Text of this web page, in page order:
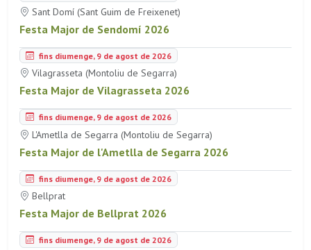
Sant Domí (Sant Guim de Freixenet)
Festa Major de Sendomí 2026
fins diumenge, 9 de agost de 2026
Vilagrasseta (Montoliu de Segarra)
Festa Major de Vilagrasseta 2026
fins diumenge, 9 de agost de 2026
L'Ametlla de Segarra (Montoliu de Segarra)
Festa Major de l'Ametlla de Segarra 2026
fins diumenge, 9 de agost de 2026
Bellprat
Festa Major de Bellprat 2026
fins diumenge, 9 de agost de 2026